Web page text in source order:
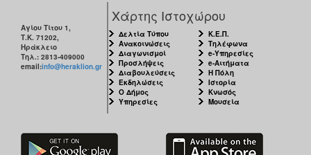
ΔΗΜΟΤΗΣ
ΕΠΙΣΚΕΠΤΗΣ
Αγίου Τίτου 1,
Τ.Κ. 71202,
Ηράκλειο
Τηλ.: 2813-409000
email:info@heraklion.gr
Χάρτης Ιστοχώρου
Δελτία Τύπου
Ανακοινώσεις
Διαγωνισμοί
Προσλήψεις
Διαβουλεύσεις
Εκδηλώσεις
Ο Δήμος
Υπηρεσίες
Κ.Ε.Π.
Τηλέφωνα
e-Υπηρεσίες
e-Αιτήματα
Η Πόλη
Ιστορία
Κνωσός
Μουσεία